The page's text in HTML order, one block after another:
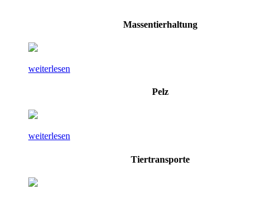
Massentierhaltung
weiterlesen
Pelz
weiterlesen
Tiertransporte